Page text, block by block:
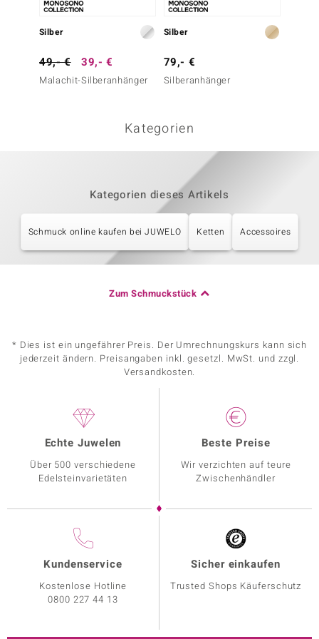
Silber
49,- € 39,- €
Malachit-Silberanhänger
Silber
79,- €
Silberanhänger
Kategorien
Kategorien dieses Artikels
Schmuck online kaufen bei JUWELO Ketten Accessoires
Zum Schmuckstück
* Dies ist ein ungefährer Preis. Der Umrechnungskurs kann sich
jederzeit ändern. Preisangaben inkl. gesetzl. MwSt. und zzgl.
Versandkosten.
Echte Juwelen
Über 500 verschiedene
Edelsteinvarietäten
Beste Preise
Wir verzichten auf teure
Zwischenhändler
Kundenservice
Kostenlose Hotline
0800 227 44 13
Sicher einkaufen
Trusted Shops Käuferschutz